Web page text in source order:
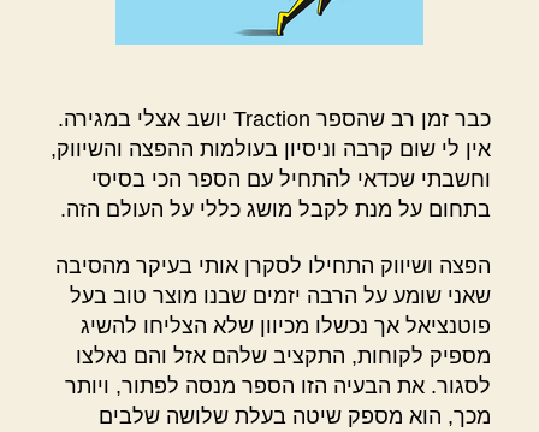
כבר זמן רב שהספר Traction יושב אצלי במגירה.
אין לי שום קרבה וניסיון בעולמות ההפצה והשיווק,
וחשבתי שכדאי להתחיל עם הספר הכי בסיסי
בתחום על מנת לקבל מושג כללי על העולם הזה.
הפצה ושיווק התחילו לסקרן אותי בעיקר מהסיבה
שאני שומע על הרבה יזמים שבנו מוצר טוב בעל
פוטנציאל אך נכשלו מכיוון שלא הצליחו להשיג
מספיק לקוחות, התקציב שלהם אזל והם נאלצו
לסגור. את הבעיה הזו הספר מנסה לפתור, ויותר
מכך, הוא מספק שיטה בעלת שלושה שלבים